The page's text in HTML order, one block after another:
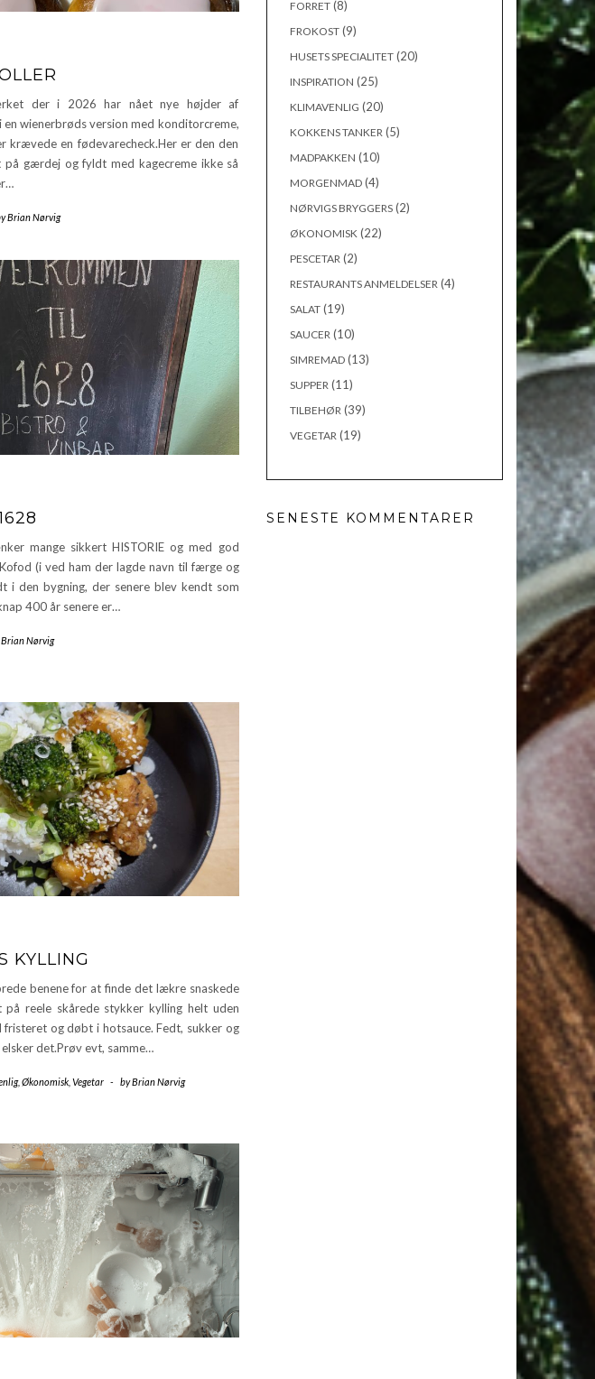
der i 2026 har nået nye højder af
en wienerbrøds version med konditorcreme,
krævede en fødevarecheck.Her er den den
på gærdej og fyldt med kagecreme ikke så
Brian Nørvig
mange sikkert HISTORIE og med god
(i ved ham der lagde navn til færge og
i den bygning, der senere blev kendt som
400 år senere er…
Brian Nørvig
KYLLING
benene for at finde det lækre snaskede
reele skårede stykker kylling helt uden
fristeret og døbt i hotsauce. Fedt, sukker og
det.Prøv evt, samme…
, Økonomisk, Vegetar - byBrian Nørvig
FORRET(8)
FROKOST(9)
HUSETS SPECIALITET(20)
INSPIRATION (25)
KLIMAVENLIG (20)
KOKKENS TANKER(5)
MADPAKKEN (10)
MORGENMAD(4)
NØRVIGS BRYGGERS(2)
ØKONOMISK(22)
PESCETAR(2)
RESTAURANTS ANMELDELSER(4)
SALAT(19)
SAUCER(10)
SIMREMAD(13)
SUPPER(11)
TILBEHØR(39)
VEGETAR(19)
SENESTE KOMMENTARER